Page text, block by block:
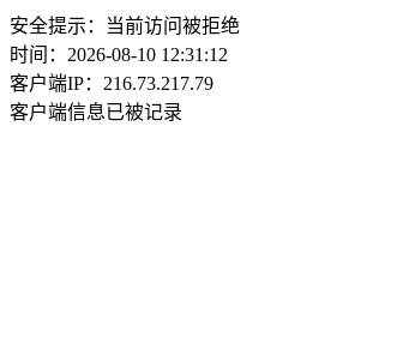
安全提示：当前访问被拒绝
时间：2026-08-10 12:31:12
客户端IP：216.73.217.79
客户端信息已被记录